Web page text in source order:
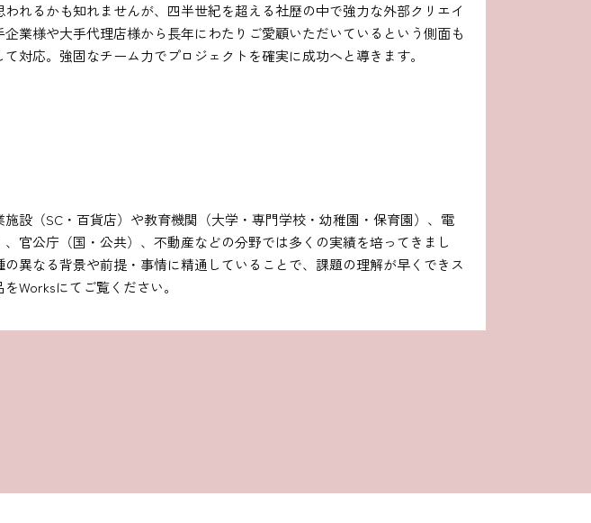
れるかも知れませんが、四半世紀を超える社歴の中で強力な外部クリエイ
業様や大手代理店様から長年にわたりご愛顧いただいているという側面も
対応。強固なチーム力でプロジェクトを確実に成功へと導きます。
設（SC・百貨店）や教育機関（大学・専門学校・幼稚園・保育園）、電
官公庁（国・公共）、不動産などの分野では多くの実績を培ってきまし
異なる背景や前提・事情に精通していることで、課題の理解が早くできス
をWorksにてご覧ください。